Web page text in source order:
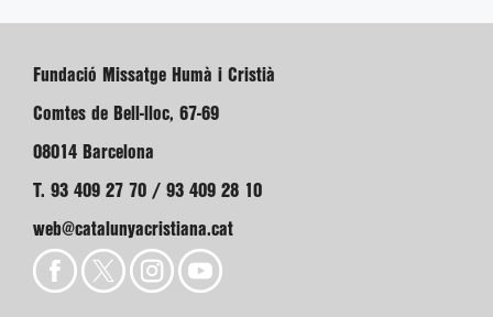
Fundació Missatge Humà i Cristià
Comtes de Bell-lloc, 67-69
08014 Barcelona
T. 93 409 27 70 / 93 409 28 10
web@catalunyacristiana.cat